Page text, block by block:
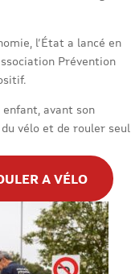
l’État a lancé en
Prévention
avant son
vélo et de rouler seul
A VÉLO